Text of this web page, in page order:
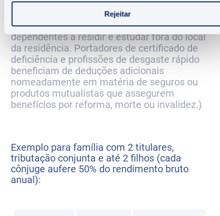
Rejeitar
(Alguns destes limites podem ser
ligeiramente superiores nomeadamente
quando há mais de 3 dependentes ou
dependentes a residir e estudar fora do local
da residência. Portadores de certificado de
deficiência e profissões de desgaste rápido
beneficiam de deduções adicionais
nomeadamente em matéria de seguros ou
produtos mutualistas que assegurem
benefícios por reforma, morte ou invalidez.)
Exemplo para família com 2 titulares,
tributação conjunta e até 2 filhos (cada
cônjuge aufere 50% do rendimento bruto
anual):